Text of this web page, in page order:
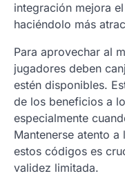
integración mejora
haciéndolo más
Para aprovechar al
jugadores deben
estén disponibles.
de los beneficios a
especialmente
Mantenerse atento
estos códigos es
validez limitada.